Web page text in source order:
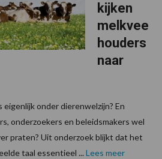
kijken
melkvee
houders
naar
onder dierenwelzijn? En
onderzoekers en beleidsmakers wel
praten? Uit onderzoek blijkt dat het
taal essentieel ... Lees meer